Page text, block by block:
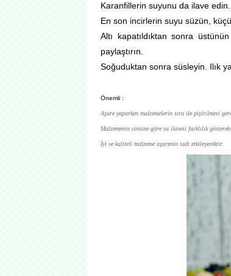
Karanfillerin suyunu da ilave edin.
En son incirlerin suyu süzün,
Altı kapatıldıktan sonra
paylaştırın.
Soğuduktan sonra süsleyin. Ilık
Önemli :
Aşure yaparken malzemelerin sıra ile pişirilmesi
Malzemenin cinsine göre su ilavesi farklılık
İyi ve kaliteli malzeme aşurenin tadı etkileyecektir.